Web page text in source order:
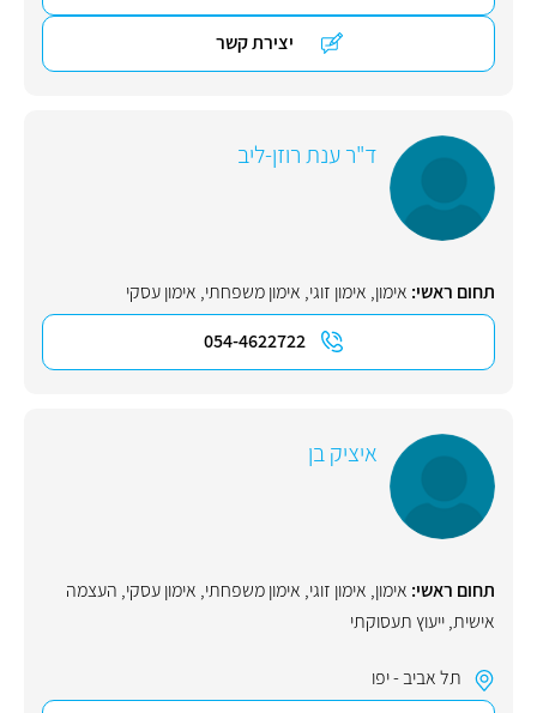
יצירת קשר
ד"ר ענת רוזן-ליב
תחום ראשי: אימון, אימון זוגי, אימון משפחתי, אימון עסקי
054-4622722
איציק בן
תחום ראשי: אימון, אימון זוגי, אימון משפחתי, אימון עסקי, העצמה
אישית,ייעוץ תעסוקתי
תל אביב - יפו